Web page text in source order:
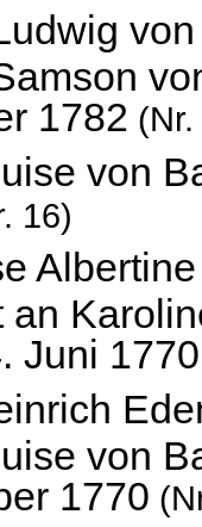
1782
von
16)
an
Juni 1770
von
1770